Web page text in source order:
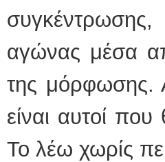
αγώνας μέσα
της μόρφωσης.
είναι αυτοί
Το λέω χωρίς